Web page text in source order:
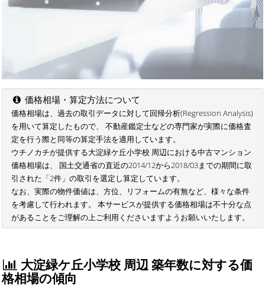
価格相場・算定方法について
価格相場は、過去の取引データに対して回帰分析(Regression Analysis)
を用いて算定したもので、 不動産鑑定士などの専門家が実際に価格査
定を行う際と同等の算定手法を適用しています。
ウチノカチが提供する大淀緑ケ丘小学校 周辺における中古マンション
価格相場は、 国土交通省の直近の2014/12から2018/03までの期間に取
引された「2件」の取引を選定し算定しています。
なお、実際の物件価値は、方位、リフォームの有無など、様々な条件
を考慮して行われます。 本サービスが提供する価格相場は不十分な点
があることをご理解の上ご利用くださいますようお願いいたします。
大淀緑ケ丘小学校 周辺 築年数に対する価
格相場の傾向